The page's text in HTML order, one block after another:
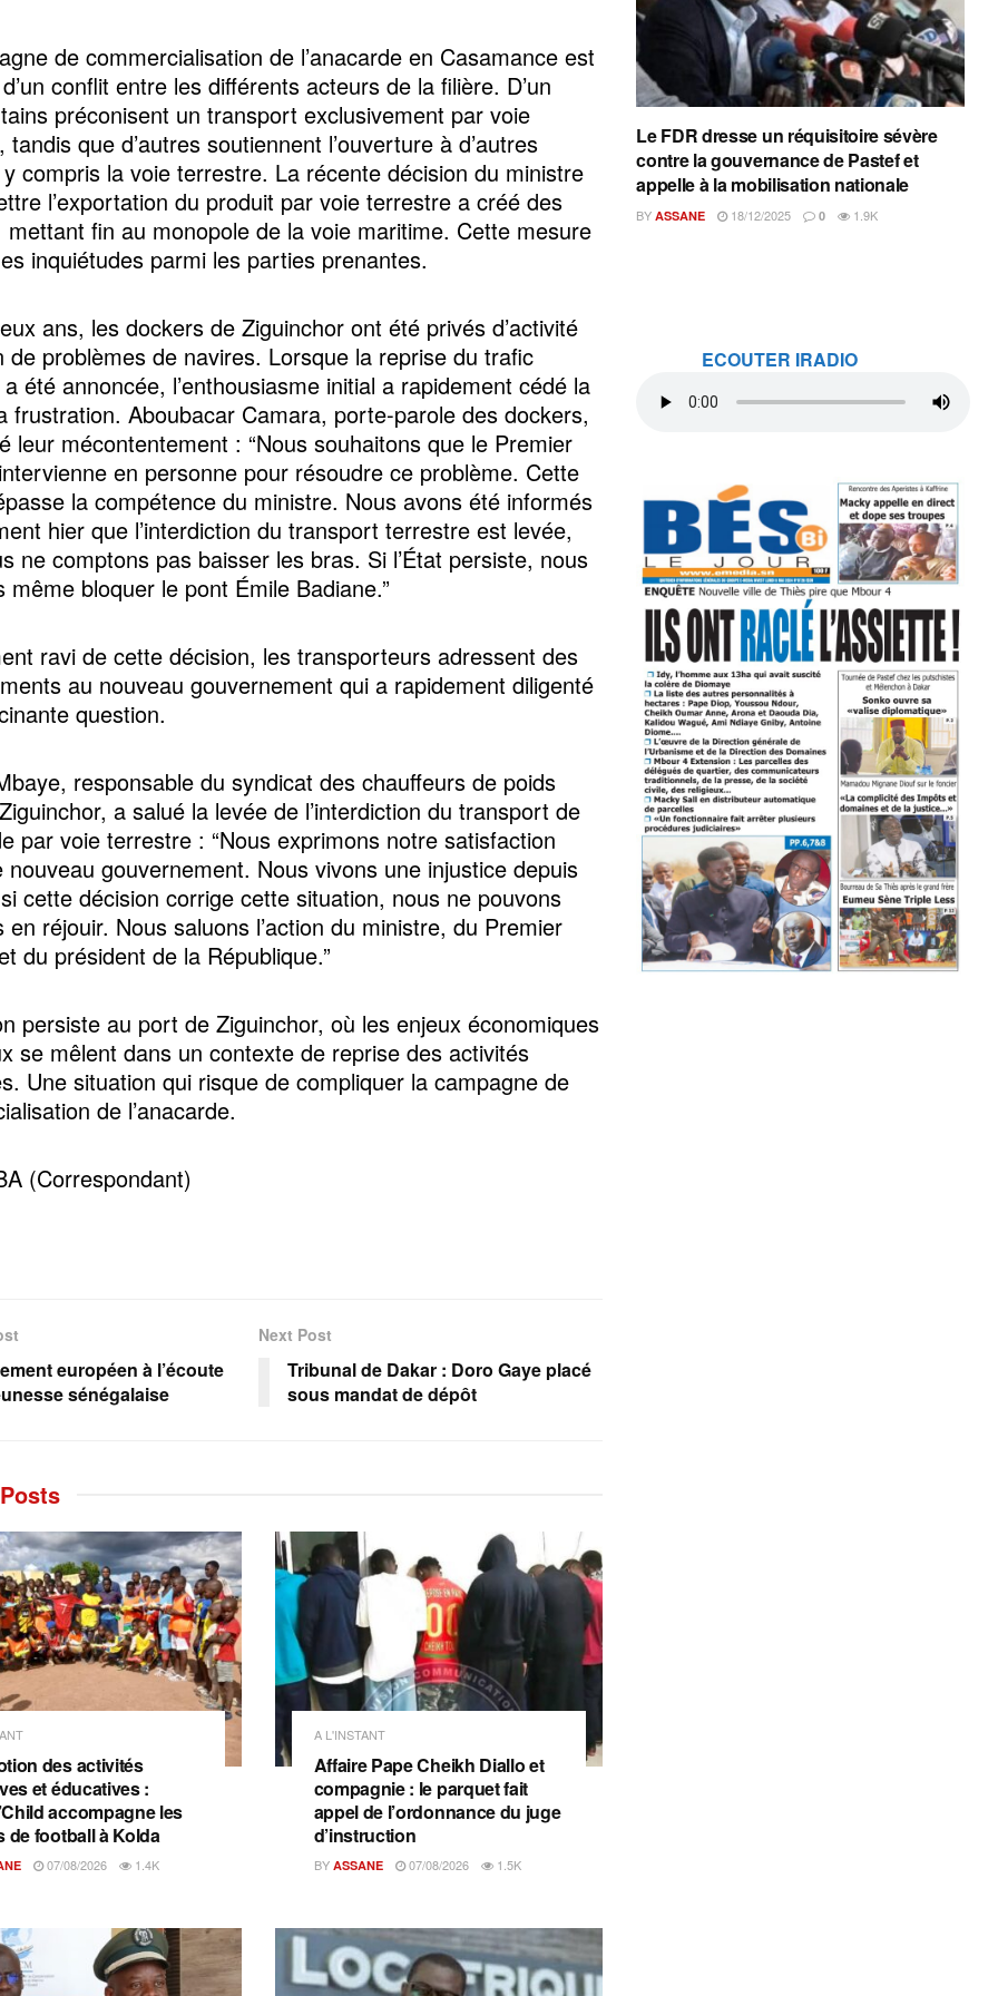
de commercialisation de l’anacarde en Casamance est
conflit entre les différents acteurs de la filière. D’un
préconisent un transport exclusivement par voie
tandis que d’autres soutiennent l’ouverture à d’autres
compris la voie terrestre. La récente décision du ministre
l’exportation du produit par voie terrestre a créé des
mettant fin au monopole de la voie maritime. Cette mesure
inquiétudes parmi les parties prenantes.
ans, les dockers de Ziguinchor ont été privés d’activité
de problèmes de navires. Lorsque la reprise du trafic
été annoncée, l’enthousiasme initial a rapidement cédé la
frustration. Aboubacar Camara, porte-parole des dockers,
leur mécontentement : “Nous souhaitons que le Premier
en personne pour résoudre ce problème. Cette
la compétence du ministre. Nous avons été informés
hier que l’interdiction du transport terrestre est levée,
ne comptons pas baisser les bras. Si l’État persiste, nous
même bloquer le pont Émile Badiane.”
ravi de cette décision, les transporteurs adressent des
au nouveau gouvernement qui a rapidement diligenté
question.
responsable du syndicat des chauffeurs de poids
a salué la levée de l’interdiction du transport de
par voie terrestre : “Nous exprimons notre satisfaction
nouveau gouvernement. Nous vivons une injustice depuis
cette décision corrige cette situation, nous ne pouvons
en réjouir. Nous saluons l’action du ministre, du Premier
du président de la République.”
persiste au port de Ziguinchor, où les enjeux économiques
se mêlent dans un contexte de reprise des activités
Une situation qui risque de compliquer la campagne de
de l’anacarde.
(Correspondant)
européen à l’écoute
sénégalaise
Next Post
Tribunal de Dakar : Doro Gaye placé
sous mandat de dépôt
des activités
et éducatives :
accompagne les
de football à Kolda
07/08/2026 1.4K
A L'INSTANT
Affaire Pape Cheikh Diallo et
compagnie : le parquet fait
appel de l’ordonnance du juge
d’instruction
BY ASSANE 07/08/2026 1.5K
Le FDR dresse un réquisitoire sévère
contre la gouvernance de Pastef et
appelle à la mobilisation nationale
BY ASSANE 18/12/2025 0 1.9K
ECOUTER IRADIO